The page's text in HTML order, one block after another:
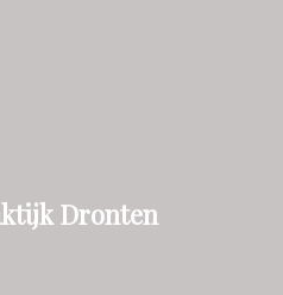
Dronten